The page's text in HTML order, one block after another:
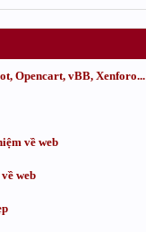
Opencart, vBB, Xenforo...
về web
web